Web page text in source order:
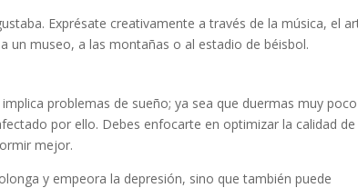
Exprésate creativamente a través de la música, el
un museo, a las montañas o al estadio de béisbol.
problemas de sueño; ya sea que duermas muy
por ello. Debes enfocarte en optimizar la calidad
mejor.
y empeora la depresión, sino que también puede